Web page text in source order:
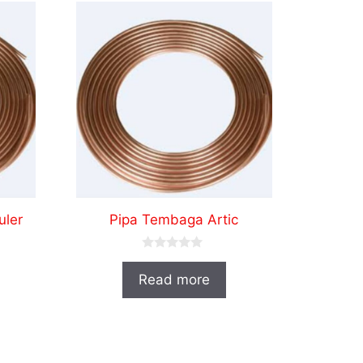
Pipa Tembaga Artic
0
u
Read more